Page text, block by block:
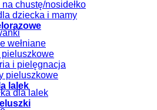
na chustę/nosidełko
dziecka i mamy
wełniane
pieluszkowe
i pielęgnacja
pieluszkowe
lalek
dla lalek